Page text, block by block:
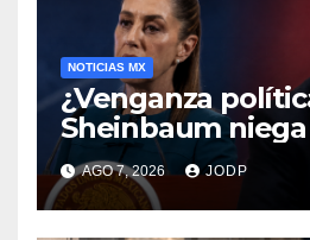
NOTICIAS MX
¿Venganza
Sheinbaum
negra en captura
Aguirre
AGO 7, 2026 JODP